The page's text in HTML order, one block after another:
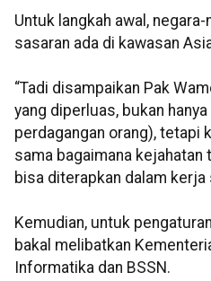
Untuk langkah awal,
sasaran ada di kawasan
“Tadi disampaikan Pak
yang diperluas, bukan
perdagangan orang), tetapi
sama bagaimana
bisa diterapkan dalam kerja
Kemudian, untuk
bakal melibatkan
Informatika dan BSSN.